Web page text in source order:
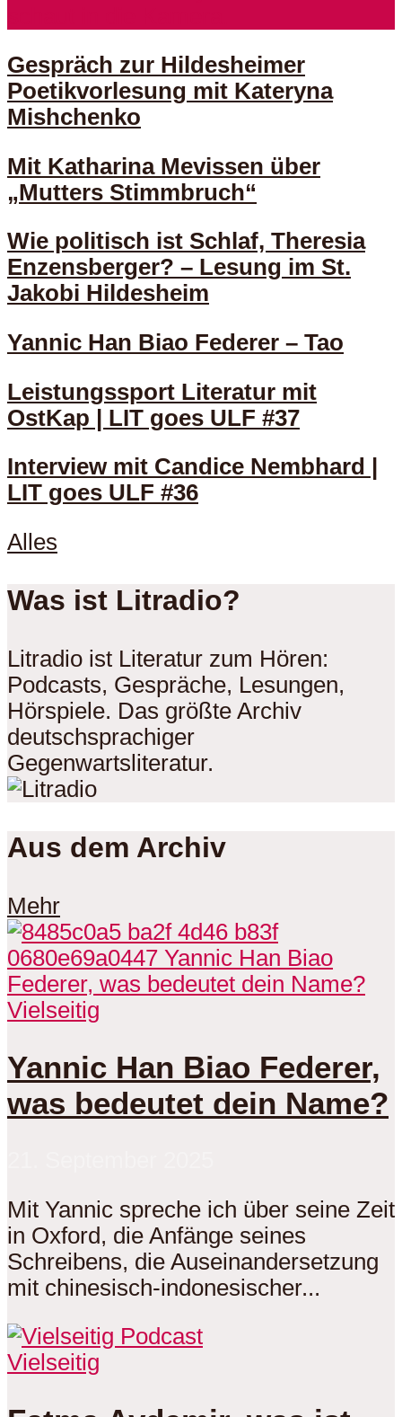
Gespräch zur Hildesheimer
Poetikvorlesung mit Kateryna
Mishchenko
Mit Katharina Mevissen über
„Mutters Stimmbruch“
Wie politisch ist Schlaf, Theresia
Enzensberger? – Lesung im St.
Jakobi Hildesheim
Yannic Han Biao Federer – Tao
Leistungssport Literatur mit
OstKap | LIT goes ULF #37
Interview mit Candice Nembhard |
LIT goes ULF #36
Alles
Was ist Litradio?
Litradio ist Literatur zum Hören:
Podcasts, Gespräche, Lesungen,
Hörspiele. Das größte Archiv
deutschsprachiger
Gegenwartsliteratur.
Aus dem Archiv
Mehr
Vielseitig
Yannic Han Biao Federer,
was bedeutet dein Name?
Mit Yannic spreche ich über seine Zeit
in Oxford, die Anfänge seines
Schreibens, die Auseinandersetzung
mit chinesisch-indonesischer...
Vielseitig